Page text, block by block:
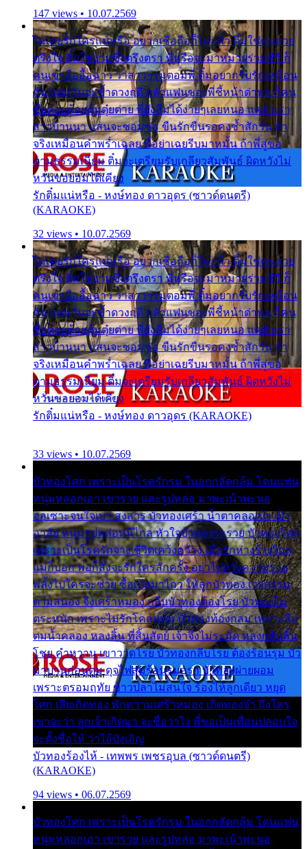
147 views • 10.07.2569
ไม่เคยรักใครแน่หรือ อยากเชื่อถือก็ไม่กล้า ติ๋มใช่คนสวย
ตรึงใจ ติ๋มใช่งามซึ้งตรึงตรา พี่หรือจะมาหมายร่วมชีวี ก็
คนเขาลืออื้อฉาว ว่าสาวๆรุมตอมพี่ ติ๋มอยากรับรักเหมือน
กัน แต่หวั่นจะช้ำดวงฤดี กลัวแฟนของพี่ชี้หน้าด่าทอ ก็คน
ชื่อต๋อยต้อยตุ้มตุ๋ยต่าย พี่ยังลืมได้ง่ายๆเลยหนอ แค่ตัวเรา
สาวบ้านนา แสนจะซอมซ่อ ขืนรักขืนรอคงช้ำสักวัน ถ้า
จริงเหมือนคำพร่ำเฉลย พี่อย่าเฉยรีบมาหมั้น ถ้าพี่สู่ขอ
ตามธรรมเนียม ติ๋มจะเตรียมรับเกลียวสัมพันธ์ ผิดหวังไม่
หวั่นขอยอมได้เคียง
รักติ๋มแน่หรือ - หงษ์ทอง ดาวอุดร (ซาวด์ดนตรี)
(KARAOKE)
32 views • 10.07.2569
ไม่เคยรักใครแน่หรือ อยากเชื่อถือก็ไม่กล้า ติ๋มใช่คนสวย
ตรึงใจ ติ๋มใช่งามซึ้งตรึงตรา พี่หรือจะมาหมายร่วมชีวี ก็
คนเขาลืออื้อฉาว ว่าสาวๆรุมตอมพี่ ติ๋มอยากรับรักเหมือน
กัน แต่หวั่นจะช้ำดวงฤดี กลัวแฟนของพี่ชี้หน้าด่าทอ ก็คน
ชื่อต๋อยต้อยตุ้มตุ๋ยต่าย พี่ยังลืมได้ง่ายๆเลยหนอ แค่ตัวเรา
สาวบ้านนา แสนจะซอมซ่อ ขืนรักขืนรอคงช้ำสักวัน ถ้า
จริงเหมือนคำพร่ำเฉลย พี่อย่าเฉยรีบมาหมั้น ถ้าพี่สู่ขอ
ตามธรรมเนียม ติ๋มจะเตรียมรับเกลียวสัมพันธ์ ผิดหวังไม่
หวั่นขอยอมได้เคียง
รักติ๋มแน่หรือ - หงษ์ทอง ดาวอุดร (KARAOKE)
33 views • 10.07.2569
บัวทองโศก เพราะเป็นโรครักรุม ในอกกลัดกลุ้ม โดนแฟน
หนุ่มหลอกเอา เขารวย และรูปหล่อ มาพะเน้าพะนอ
ออเซาะจนใจเบา สงสาร บัวทองเศร้า น้ำตาคลอเบ้า เฝ้า
อาลัย หนุ่มรูปหล่อหนีไกล หัวใจบัวทองระรวย บัวทองโศก
เพราะเป็นโรครักจาง ชีวิตเคว้งคว้าง เมื่อรักห่างร้างไกล
แม่ก็บอก พ่อก็สั่งจะรักใครสักครั้ง อย่าไปหวังความรวย
พลั้งไปใครจะช่วย ซื้อเปลมาไกว ให้ลูกบัวทอง เวรกรรม
ตามสนอง จึงเศร้าหมอง กลีบบัวทองต้องโรย บัวทองไม่
ตระหนัก เพราะไม่รักโคลนตม บัวทองท้องกลม เพราะลืม
ตมน้ำคลอง หลงลิ้น ที่สิ้นสัตย์ เจ้าจึงไม่ระมัด หลงกลิ่นลิ้น
โชย คำหวาน เขาวาดโรย บัวทองกลีบโรย ต้องร้อนรุม บัว
มาบานก่อนตูม ดุจไฟสุมร้อนรุมอุรา บัวทองผ่ายผอม
เพราะตรอมฤทัย ข้าวปลาไม่สนใจ ร้องไห้ลูกเดียว หยุด
โศก เสียเถิดทอง พักความเศร้าหมอง เถิดทองจ๋า ถึงใคร
เขาจะว่า ลูกเจ้าเกิดมา จะชื่อว่าไง พี่ขอเป็นเพื่อนปลอบใจ
จะตั้งชื่อให้ ว่าไอ้บังเอิญ
บัวทองร้องไห้ - เทพพร เพชรอุบล (ซาวด์ดนตรี)
(KARAOKE)
94 views • 06.07.2569
บัวทองโศก เพราะเป็นโรครักรุม ในอกกลัดกลุ้ม โดนแฟน
หนุ่มหลอกเอา เขารวย และรูปหล่อ มาพะเน้าพะนอ